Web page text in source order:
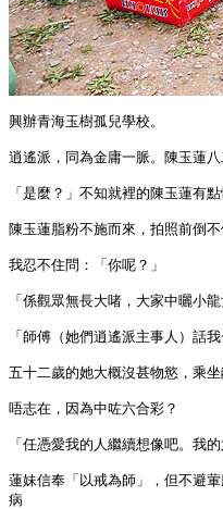
興辦青海玉樹孤兒學校。
逍遙派，同為金庸一脈。陳玉蓮
「是麼？」不知就裡的陳玉蓮有
陳玉蓮脂粉不施而來，拍照前倒
我忍不住問：「你呢？」
「係觀眾無長大啫，大家中曬小
「師傅（她們逍遙派主事人）話
五十二歲的她大概沒甚物慾，乘
唔志在，因為中咗六合彩？
「任憑愛我的人繼續想像吧。我
蓮妹信奉「以戒為師」，但不避
病